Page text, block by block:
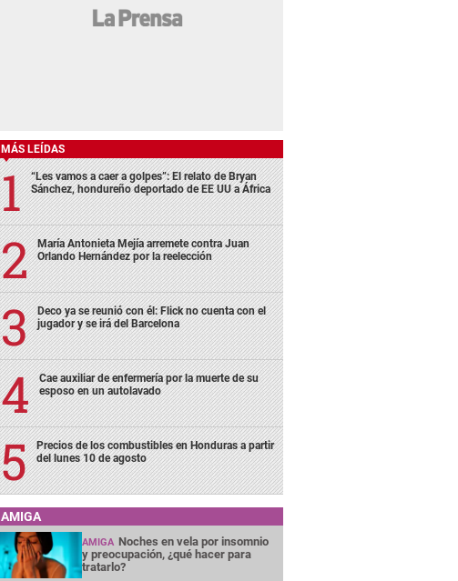
MÁS LEÍDAS
“Les vamos a caer a golpes”: El relato de Bryan
Sánchez, hondureño deportado de EE UU a África
María Antonieta Mejía arremete contra Juan
Orlando Hernández por la reelección
Deco ya se reunió con él: Flick no cuenta con el
jugador y se irá del Barcelona
Cae auxiliar de enfermería por la muerte de su
esposo en un autolavado
Precios de los combustibles en Honduras a partir
del lunes 10 de agosto
AMIGA
AMIGA Noches en vela por insomnio
y preocupación, ¿qué hacer para
tratarlo?